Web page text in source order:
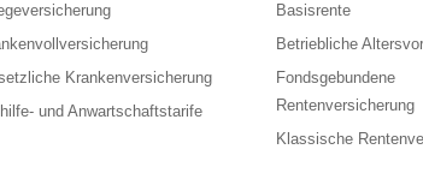
Krankenversicherung
und Anwartschaftstarife
Basisrente
Betriebliche
Fondsgebundene
Rentenversicherung
Klassische